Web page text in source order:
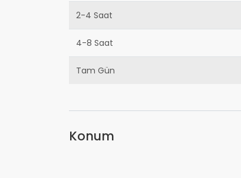
2-4 Saat
4-8 Saat
Tam Gün
Konum